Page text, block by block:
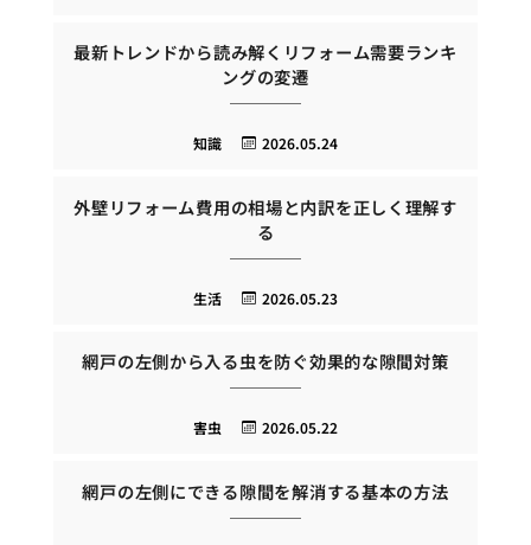
最新トレンドから読み解くリフォーム需要ランキ
ングの変遷
2026.05.24
知識
外壁リフォーム費用の相場と内訳を正しく理解す
る
2026.05.23
生活
網戸の左側から入る虫を防ぐ効果的な隙間対策
2026.05.22
害虫
網戸の左側にできる隙間を解消する基本の方法